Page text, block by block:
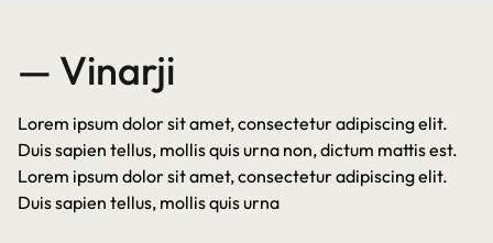
— Vinarji
Lorem ipsum dolor sit amet, consectetur adipiscing elit.
Duis sapien tellus, mollis quis urna non, dictum mattis est.
Lorem ipsum dolor sit amet, consectetur adipiscing elit.
Duis sapien tellus, mollis quis urna